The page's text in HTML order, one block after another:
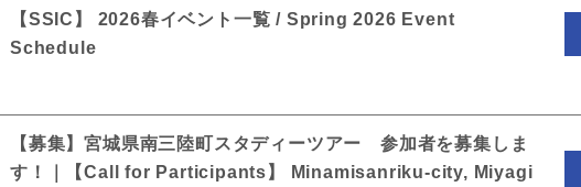
【SSIC】 2026春イベント一覧 / Spring 2026 Event
Schedule
【募集】宮城県南三陸町スタディーツアー 参加者を募集しま
す！｜【Call for Participants】 Minamisanriku-city, Miyagi